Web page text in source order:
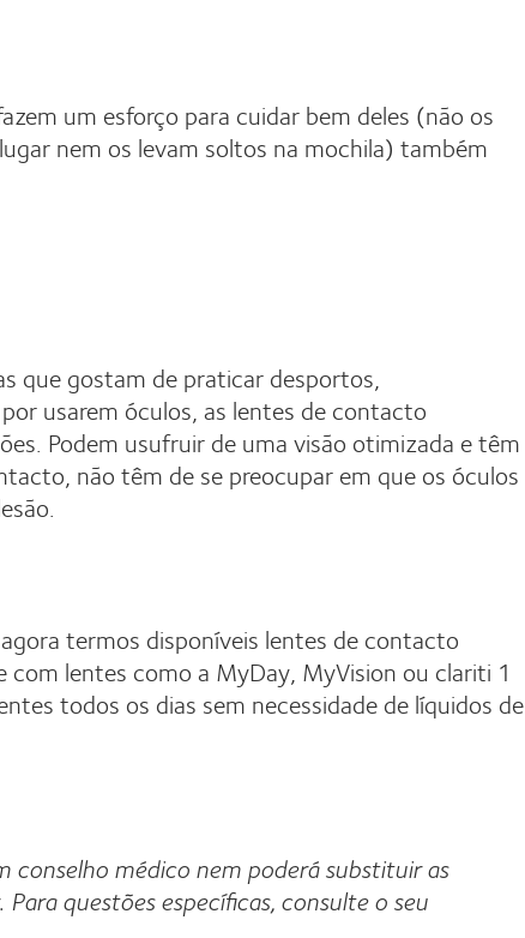
um esforço para cuidar bem deles (não os
nem os levam soltos na mochila) também
que gostam de praticar desportos,
usarem óculos, as lentes de contacto
Podem usufruir de uma visão otimizada e têm
não têm de se preocupar em que os óculos
termos disponíveis lentes de contacto
com lentes como a MyDay, MyVision ou clariti 1
todos os dias sem necessidade de líquidos de
médico nem poderá substituir as
Para questões específicas, consulte o seu